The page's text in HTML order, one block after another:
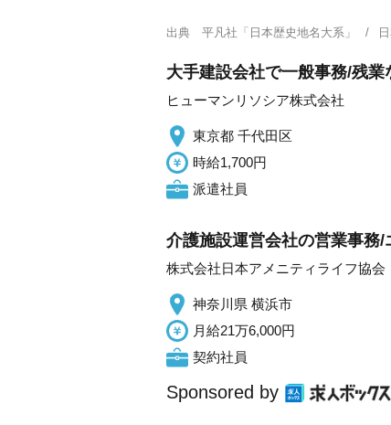
出典 平凡社「日本歴史地名大系」
大手建設会社で一般事務/残
ヒューマンリソシア株式会社
東京都 千代田区
時給1,700円
派遣社員
介護施設運営会社の営業事務
株式会社日本アメニティライフ協会
神奈川県 横浜市
月給21万6,000円
契約社員
Sponsored by